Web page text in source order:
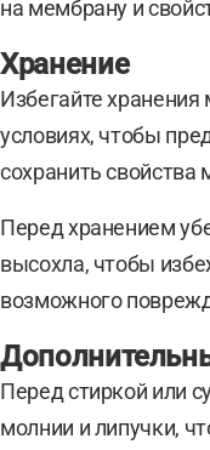
на мембрану и
Хранение
Избегайте
условиях, чтобы
сохранить свойства
Перед хранением
высохла, чтобы
возможного
Перед стиркой или
молнии и липучки,